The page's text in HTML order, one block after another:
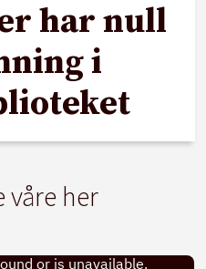
har null
i
våre her